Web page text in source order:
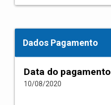
Dados Pagamento
Data do pagamento
10/08/2020